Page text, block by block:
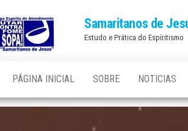
Samaritanos de
Estudo e Prática do Espíritismo
PÁGINA INICIAL SOBRE NOTICIAS